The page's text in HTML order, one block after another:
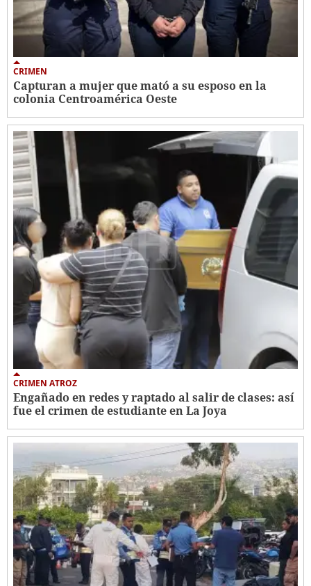
CRIMEN
Capturan a mujer que mató a su esposo en la
colonia Centroamérica Oeste
CRIMEN ATROZ
Engañado en redes y raptado al salir de clases: así
fue el crimen de estudiante en La Joya